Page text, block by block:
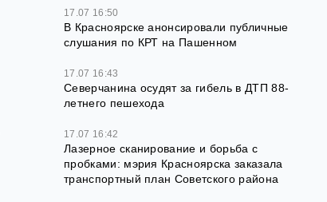
17.07 16:50
В Красноярске анонсировали публичные
слушания по КРТ на Пашенном
17.07 16:43
Северчанина осудят за гибель в ДТП 88-
летнего пешехода
17.07 16:42
Лазерное сканирование и борьба с
пробками: мэрия Красноярска заказала
транспортный план Советского района